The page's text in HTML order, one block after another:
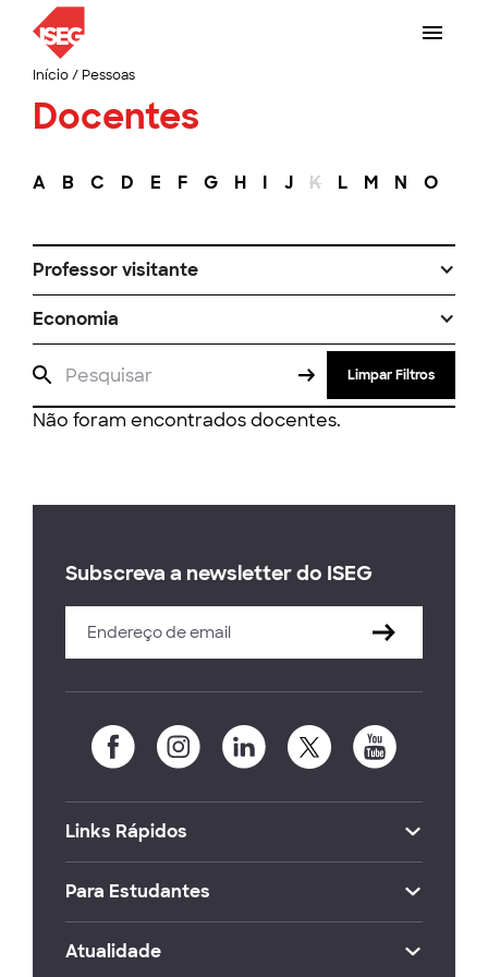
Início/ Pessoas
Docentes
A B C D E F G H I J K L M N O
Professor visitante
Economia
Limpar Filtros
Não foram encontrados docentes.
Subscreva a newsletter do ISEG
Links Rápidos
Para Estudantes
Atualidade